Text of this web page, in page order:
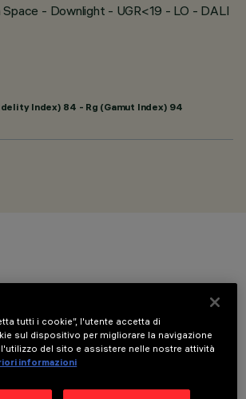
- Downlight - UGR<19 - LO - DALI
Index) 84 - Rg (Gamut Index) 94
OPZIONALI
tutti i cookie”, l'utente accetta di
sul dispositivo per migliorare la navigazione
del sito e assistere nelle nostre attività
informazioni